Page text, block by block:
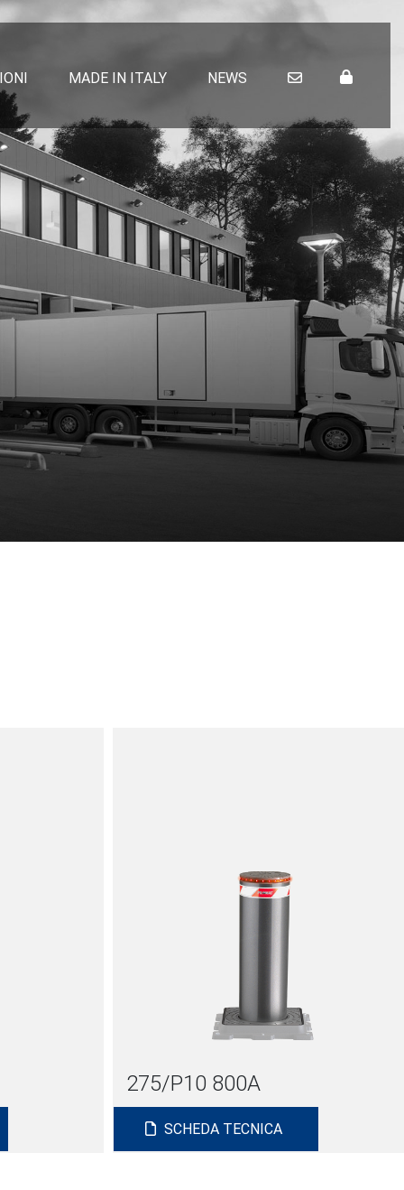
MADE IN ITALY NEWS
275/P10 800A
SCHEDA TECNICA